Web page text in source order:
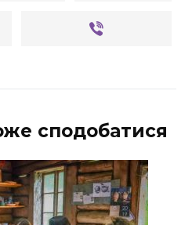
сподобатися